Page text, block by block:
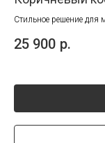
Стильное решение для
25 900 р.